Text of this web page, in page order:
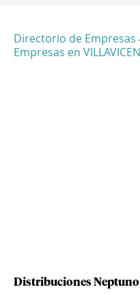
Directorio de Empresas
Empresas en
Distribuciones Neptuno